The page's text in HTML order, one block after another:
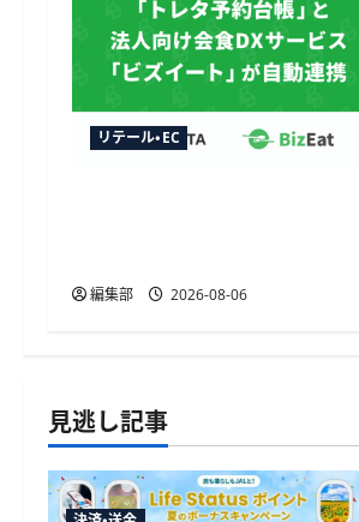
ン
リテール・EC
編集部 2026-08-06
見逃し記事